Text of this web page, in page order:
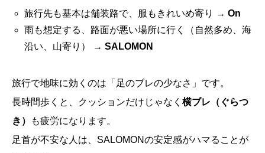
旅行先も基本は舗装路で、服もきれいめ寄り → On
雨も想定する、路面が悪い場所に行く（自然多め、海
沿い、山寄り） → SALOMON
旅行で地味に効くのは「足のブレの少なさ」です。
長時間歩くと、クッションだけじゃなく 横ブレ（ぐらつ
き）
も疲労になります。
足首が不安な人は、SALOMONの安定感がハマることが